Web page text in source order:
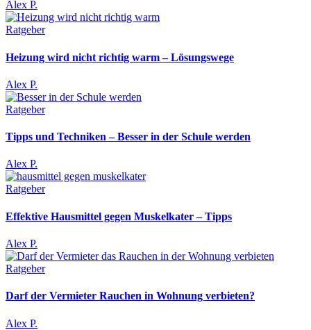
Alex P.
Ratgeber
Heizung wird nicht richtig warm – Lösungswege
Alex P.
Ratgeber
Tipps und Techniken – Besser in der Schule werden
Alex P.
Ratgeber
Effektive Hausmittel gegen Muskelkater – Tipps
Alex P.
Ratgeber
Darf der Vermieter Rauchen in Wohnung verbieten?
Alex P.